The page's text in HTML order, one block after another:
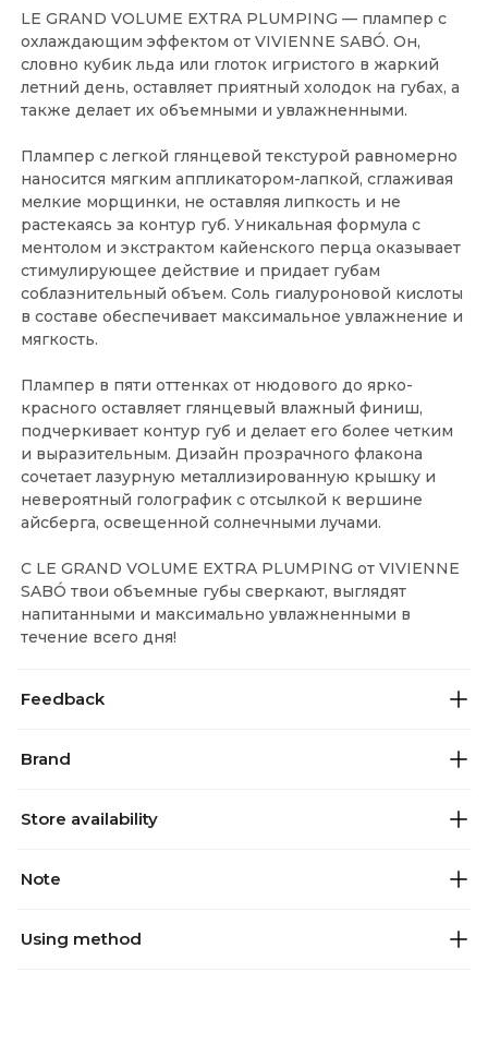
LE GRAND VOLUME EXTRA PLUMPING — плампер с
охлаждающим эффектом от VIVIENNE SABÓ. Он,
словно кубик льда или глоток игристого в жаркий
летний день, оставляет приятный холодок на губах, а
также делает их объемными и увлажненными.
Плампер с легкой глянцевой текстурой равномерно
наносится мягким аппликатором-лапкой, сглаживая
мелкие морщинки, не оставляя липкость и не
растекаясь за контур губ. Уникальная формула с
ментолом и экстрактом кайенского перца оказывает
стимулирующее действие и придает губам
соблазнительный объем. Соль гиалуроновой кислоты
в составе обеспечивает максимальное увлажнение и
мягкость.
Плампер в пяти оттенках от нюдового до ярко-
красного оставляет глянцевый влажный финиш,
подчеркивает контур губ и делает его более четким
и выразительным. Дизайн прозрачного флакона
сочетает лазурную металлизированную крышку и
невероятный голографик с отсылкой к вершине
айсберга, освещенной солнечными лучами.
С LE GRAND VOLUME EXTRA PLUMPING от VIVIENNE
SABÓ твои объемные губы сверкают, выглядят
напитанными и максимально увлажненными в
течение всего дня!
Feedback
Brand
Store availability
Note
Using method